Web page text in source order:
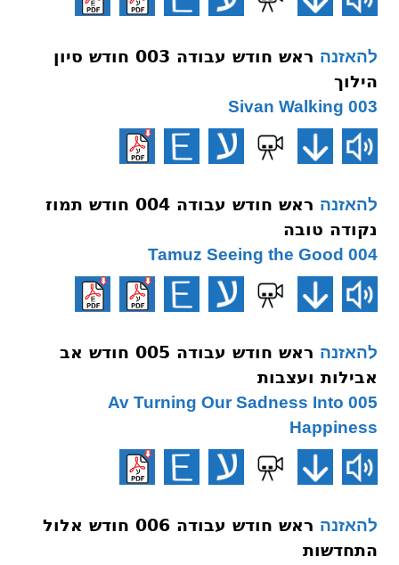
להאזנה
ראש חודש עבודה 003 חודש סיון
הילוך
003 Sivan Walking
להאזנה
ראש חודש עבודה 004 חודש תמוז
נקודה טובה
004 Tamuz Seeing the Good
להאזנה
ראש חודש עבודה 005 חודש אב
אבילות ועצבות
005 Av Turning Our Sadness Into
Happiness
להאזנה
ראש חודש עבודה 006 חודש אלול
התחדשות